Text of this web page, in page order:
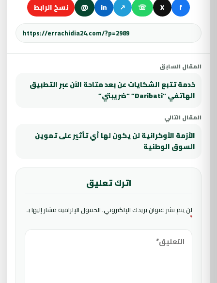
f
X
☏
↗
in
@ نسخ الرابط
المقال السابق
خدمة تتبع الشكايات عن بعد متاحة الآن عبر التطبيق
الهاتفي “Daribati” “ضريبتي”
المقال التالي
الأزمة الأوكرانية لن يكون لها أي تأثير على تموين
السوق الوطنية
اترك تعليق
لن يتم نشر عنوان بريدك الإلكتروني.الحقول الإلزامية مشار إليها بـ
*